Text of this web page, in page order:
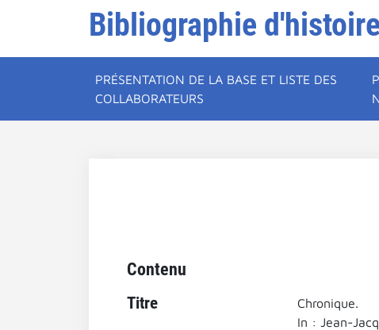
Bibliographie
PRÉSENTATION DE LA BASE ET LISTE DES
COLLABORATEURS
Contenu
Titre
Chronique.
In : Jean-